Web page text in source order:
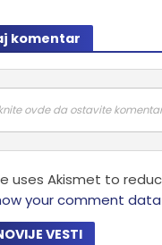
komentar
ovde da ostavite komentar
uses Akismet to
your comment
VESTI